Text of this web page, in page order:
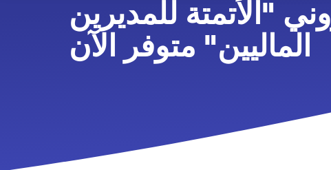
"الأتمتة للمديرين
الماليين" متوفر الآن